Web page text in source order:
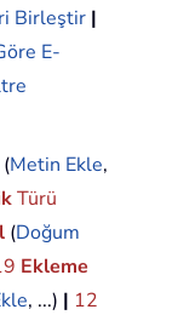
Birleştir |
E-
(Metin Ekle,
Türü
(Doğum
Ekleme
, ...) | 12